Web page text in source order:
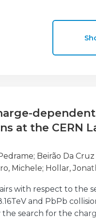
commonly
dependent
at the CERN
; Beirão Da Cruz
Michele; Hollar,
with respect to the
and PbPb
search for the